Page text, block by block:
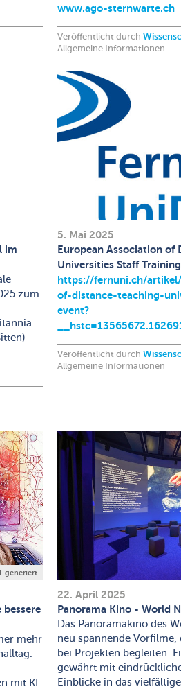
www.ago-sternwarte.ch
Veröffentlicht durch
Allgemeine Informationen
im
zum
5. Mai 2025
European Association of
Universities Staff
https://fernuni.ch/
of-distance-teaching-
event?
Veröffentlicht durch
Allgemeine Informationen
generiert
mehr
mit KI
22. April 2025
Panorama Kino - World
Das Panoramakino des
neu spannende Vorfilme,
bei Projekten begleiten.
gewährt mit
Einblicke in das